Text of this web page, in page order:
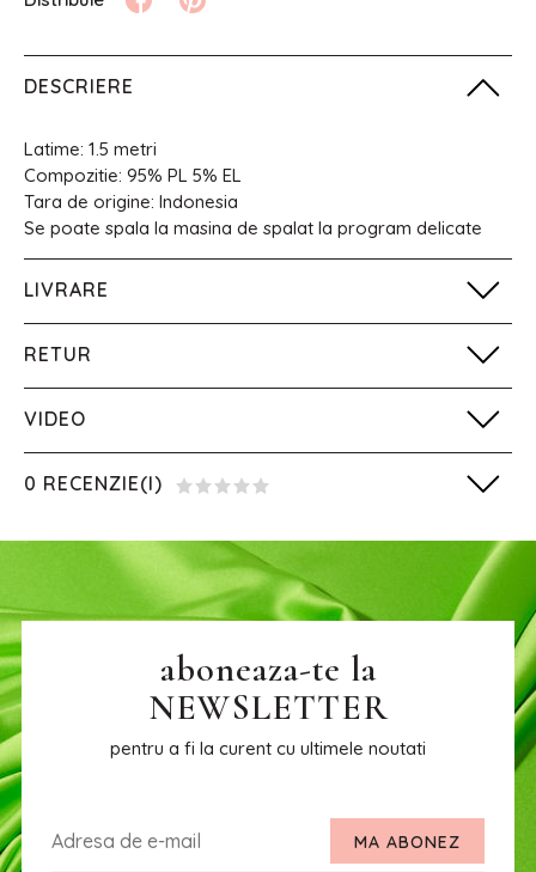
DESCRIERE
Latime: 1.5 metri
Compozitie: 95% PL 5% EL
Tara de origine: Indonesia
Se poate spala la masina de spalat la program delicate
LIVRARE
RETUR
VIDEO
0 RECENZIE(I)
aboneaza-te la
NEWSLETTER
pentru a fi la curent cu ultimele noutati
MA ABONEZ